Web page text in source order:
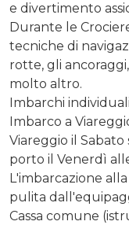
e divertimento
Durante le
tecniche di
rotte, gli
molto altro.
Imbarchi
Imbarco a
Viareggio il Sabato
porto il Venerdì
L'imbarcazione
pulita
Cassa comune